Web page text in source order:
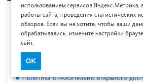
Миссия
Сотрудничество
Рубрики журнала
Контрольные сроки
Порядок рецензирования
Политика относительно открытого
использованием сервисов Яндекс.Метрика,
работы сайта, проведения статистических
обзоров. Если вы не хотите, чтобы ваши
обрабатывались, измените настройки
сайт.
OK